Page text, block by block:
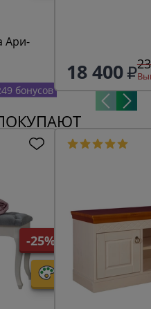
Ари-
бонусов
18 400
-25%